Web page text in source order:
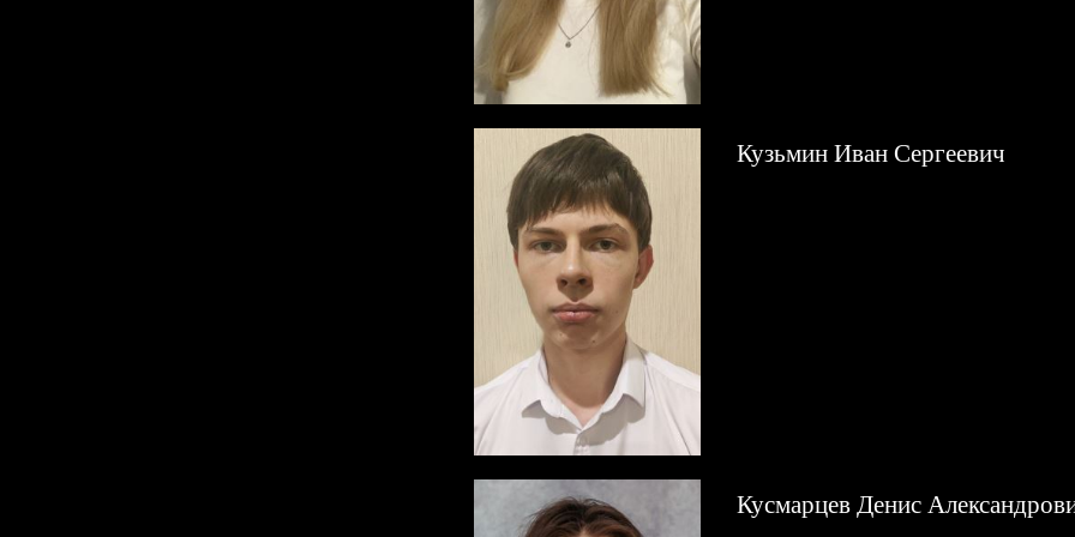
Кузьмин Иван Сергеевич
Кусмарцев Денис